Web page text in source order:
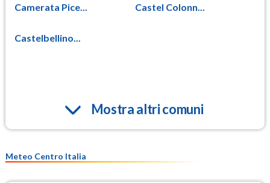
Camerata Pice... Castel Colonn...
Castelbellino...
Mostra altri comuni
Meteo Centro Italia